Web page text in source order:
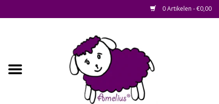
0 Artikelen - €0,00
Afscheid op maat